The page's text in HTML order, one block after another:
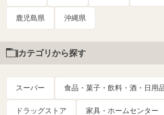
鹿児島県 沖縄県
カテゴリから探す
スーパー 食品・菓子・飲料・酒・日用
ドラッグストア 家具・ホームセンター